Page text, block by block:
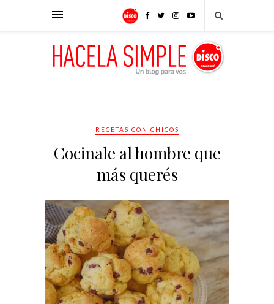
RECETAS CON CHICOS
Cocinale al hombre que
más querés